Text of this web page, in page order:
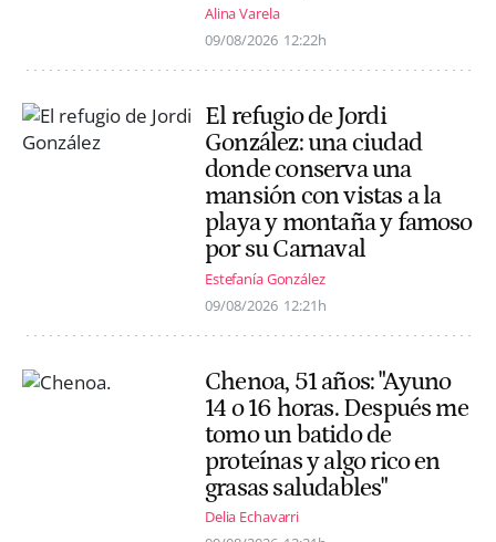
Alina Varela
09/08/2026 12:22h
El refugio de Jordi
González: una ciudad
donde conserva una
mansión con vistas a la
playa y montaña y famoso
por su Carnaval
Estefanía González
09/08/2026 12:21h
Chenoa, 51 años: "Ayuno
14 o 16 horas. Después me
tomo un batido de
proteínas y algo rico en
grasas saludables"
Delia Echavarri